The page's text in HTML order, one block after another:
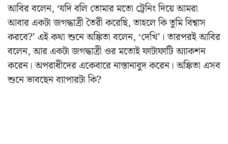
আবির বলেন, ‘যদি বলি তোমার মতো ট্রেনিং দিয়ে আমরা
আবার একটা জগদ্ধাত্রী তৈরী করেছি, তাহলে কি তুমি বিশ্বাস
করবে?’ এই কথা শুনে অঙ্কিতা বলেন, ‘দেখি’। তারপরই আবির
বলেন, আর একটা জগদ্ধাত্রী ওর মতোই ফাটাফাটি অ্যাকশন
করেন। অপরাধীদের একেবারে নাস্তানাবুদ করেন। অঙ্কিতা এসব
শুনে ভাবছেন ব্যাপারটা কি?